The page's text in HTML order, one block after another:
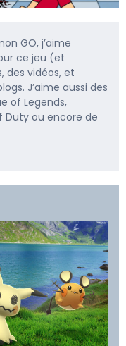
GO, j’aime
ce jeu (et
des vidéos, et
J’aime aussi des
of Legends,
Duty ou encore de